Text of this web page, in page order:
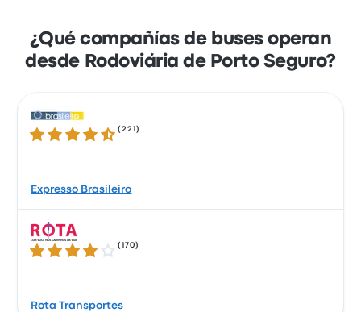
¿Qué compañías de buses operan
desde Rodoviária de Porto Seguro?
4.3 de 5 estrellas
(221 )
Expresso Brasileiro
4.1 de 5 estrellas
(170 )
Rota Transportes